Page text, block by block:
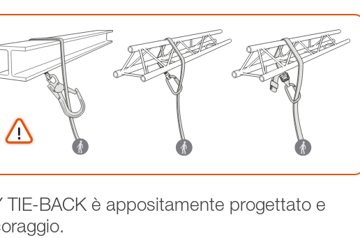
TIE-BACK è appositamente progettato e